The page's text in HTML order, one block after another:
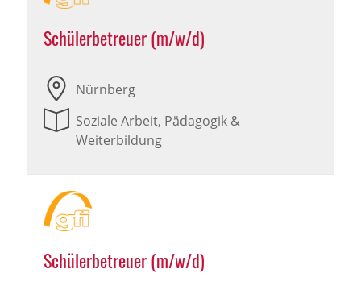
Schülerbetreuer (m/w/d)
Nürnberg
Soziale Arbeit, Pädagogik &
Weiterbildung
Schülerbetreuer (m/w/d)